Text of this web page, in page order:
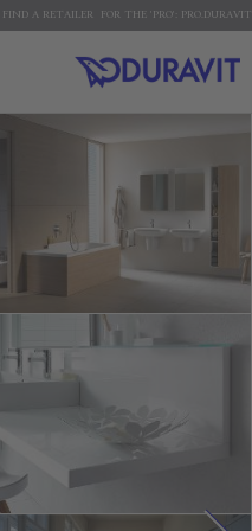
FOR THE 'PRO': PRO.DURAVIT
FIND A RETAILER